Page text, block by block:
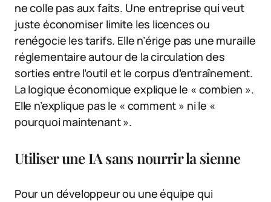
ne colle pas aux faits. Une entreprise qui veut
juste économiser limite les licences ou
renégocie les tarifs. Elle n’érige pas une muraille
réglementaire autour de la circulation des
sorties entre l’outil et le corpus d’entraînement.
La logique économique explique le « combien ».
Elle n’explique pas le « comment » ni le «
pourquoi maintenant ».
Utiliser une IA sans nourrir la sienne
Pour un développeur ou une équipe qui